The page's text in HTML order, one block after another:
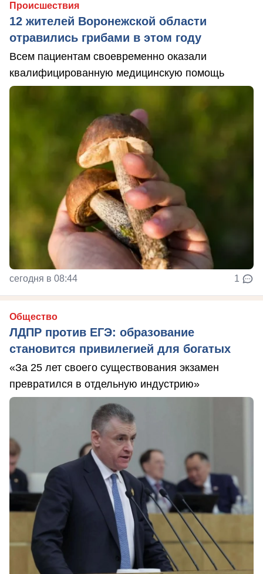
Происшествия
12 жителей Воронежской области
отравились грибами в этом году
Всем пациентам своевременно оказали
квалифицированную медицинскую помощь
сегодня в 08:44 1
Общество
ЛДПР против ЕГЭ: образование
становится привилегией для богатых
«За 25 лет своего существования экзамен
превратился в отдельную индустрию»